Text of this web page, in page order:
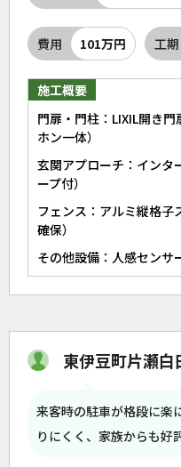
費用 101万円 工期
施工概要
門扉・門柱：LIXIL開き
ホン一体）
玄関アプローチ：インタ
ープ付）
フェンス：アルミ縦格子
確保）
その他設備：人感センサ
東伊豆町片瀬
来客時の駐車が格段に楽
りにくく、家族からも好